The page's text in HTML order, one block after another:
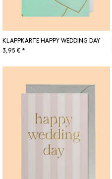
KLAPPKARTE HAPPY WEDDING DAY
3,95 € *